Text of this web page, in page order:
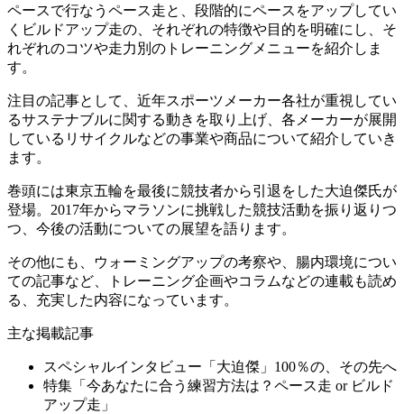
ペースで行なうペース走と、段階的にペースをアップしてい
くビルドアップ走の、それぞれの特徴や目的を明確にし、そ
れぞれのコツや走力別のトレーニングメニューを紹介しま
す。
注目の記事として、近年スポーツメーカー各社が重視してい
るサステナブルに関する動きを取り上げ、各メーカーが展開
しているリサイクルなどの事業や商品について紹介していき
ます。
巻頭には東京五輪を最後に競技者から引退をした大迫傑氏が
登場。2017年からマラソンに挑戦した競技活動を振り返りつ
つ、今後の活動についての展望を語ります。
その他にも、ウォーミングアップの考察や、腸内環境につい
ての記事など、トレーニング企画やコラムなどの連載も読め
る、充実した内容になっています。
主な掲載記事
スペシャルインタビュー「大迫傑」100％の、その先へ
特集「今あなたに合う練習方法は？ペース走 or ビルド
アップ走」